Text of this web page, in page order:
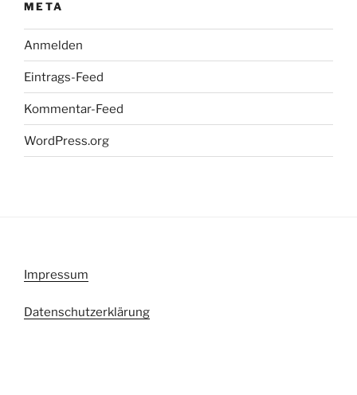
META
Anmelden
Eintrags-Feed
Kommentar-Feed
WordPress.org
Impressum
Datenschutzerklärung